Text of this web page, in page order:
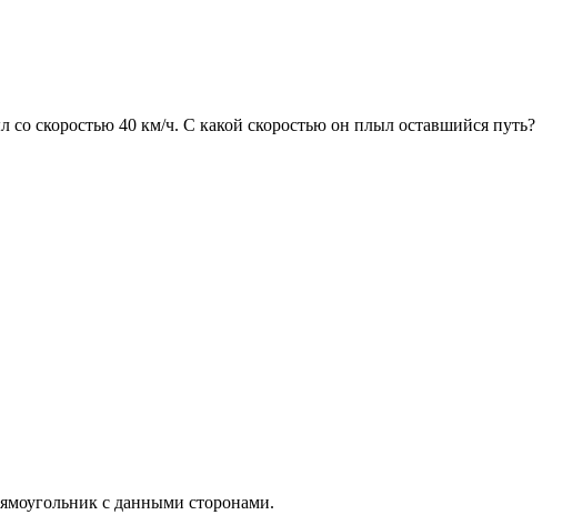
со скоростью 40 км/ч. С какой скоростью он плыл оставшийся путь?
с данными сторонами.